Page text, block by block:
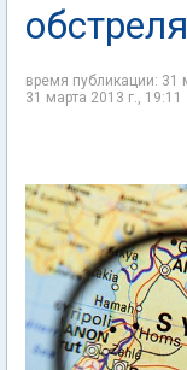
время публикации: 31
31 марта 2013 г., 19:11